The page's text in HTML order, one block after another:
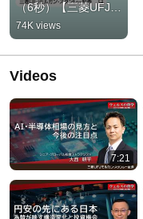
（6秒）【三菱UFJモ
ルガン・スタンレー
証券公式】#Shorts
74K views
Videos
7:21